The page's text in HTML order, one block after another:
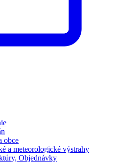
obce
a meteorologické výstrahy
Objednávky